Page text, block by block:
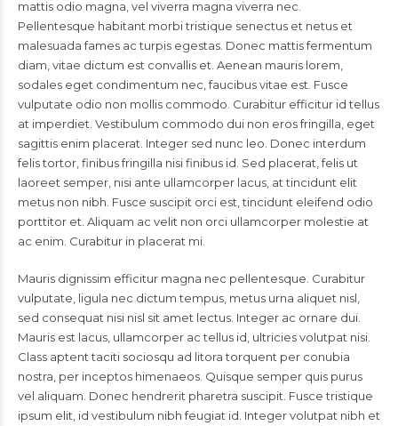
mattis odio magna, vel viverra magna viverra nec.
Pellentesque habitant morbi tristique senectus et netus et
malesuada fames ac turpis egestas. Donec mattis fermentum
diam, vitae dictum est convallis et. Aenean mauris lorem,
sodales eget condimentum nec, faucibus vitae est. Fusce
vulputate odio non mollis commodo. Curabitur efficitur id tellus
at imperdiet. Vestibulum commodo dui non eros fringilla, eget
sagittis enim placerat. Integer sed nunc leo. Donec interdum
felis tortor, finibus fringilla nisi finibus id. Sed placerat, felis ut
laoreet semper, nisi ante ullamcorper lacus, at tincidunt elit
metus non nibh. Fusce suscipit orci est, tincidunt eleifend odio
porttitor et. Aliquam ac velit non orci ullamcorper molestie at
ac enim. Curabitur in placerat mi.
Mauris dignissim efficitur magna nec pellentesque. Curabitur
vulputate, ligula nec dictum tempus, metus urna aliquet nisl,
sed consequat nisi nisl sit amet lectus. Integer ac ornare dui.
Mauris est lacus, ullamcorper ac tellus id, ultricies volutpat nisi.
Class aptent taciti sociosqu ad litora torquent per conubia
nostra, per inceptos himenaeos. Quisque semper quis purus
vel aliquam. Donec hendrerit pharetra suscipit. Fusce tristique
ipsum elit, id vestibulum nibh feugiat id. Integer volutpat nibh et